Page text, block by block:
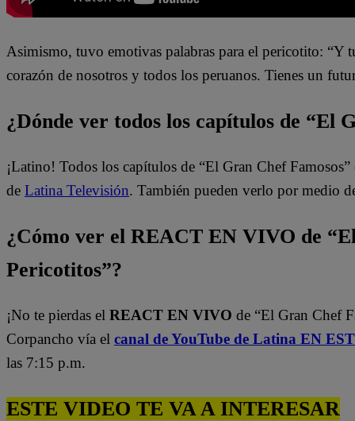
Asimismo, tuvo emotivas palabras para el pericotito: “Y
corazón de nosotros y todos los peruanos. Tienes un
¿Dónde ver todos los capítulos de “El
¡Latino! Todos los capítulos de “El Gran Chef
de Latina Televisión. También pueden verlo por medio
¿Cómo ver el REACT EN VIVO de
Pericotitos”?
¡No te pierdas el REACT EN VIVO de “El Gran Chef
Corpancho vía el canal de YouTube de Latina EN
las 7:15 p.m.
ESTE VIDEO TE VA A INTERESAR